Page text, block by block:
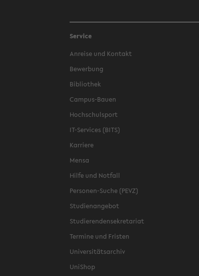
Service
Anreise und Kontakt
Bewerbung
Bibliothek
Campus-Bauen
Hochschulsport
IT-Services (BITS)
Karriere
Mensa
Hilfe und Notfall
Personen-Suche (PEVZ)
Studienangebot
Studierendensekretariat
Termine und Fristen
Universitätsarchiv
UniShop